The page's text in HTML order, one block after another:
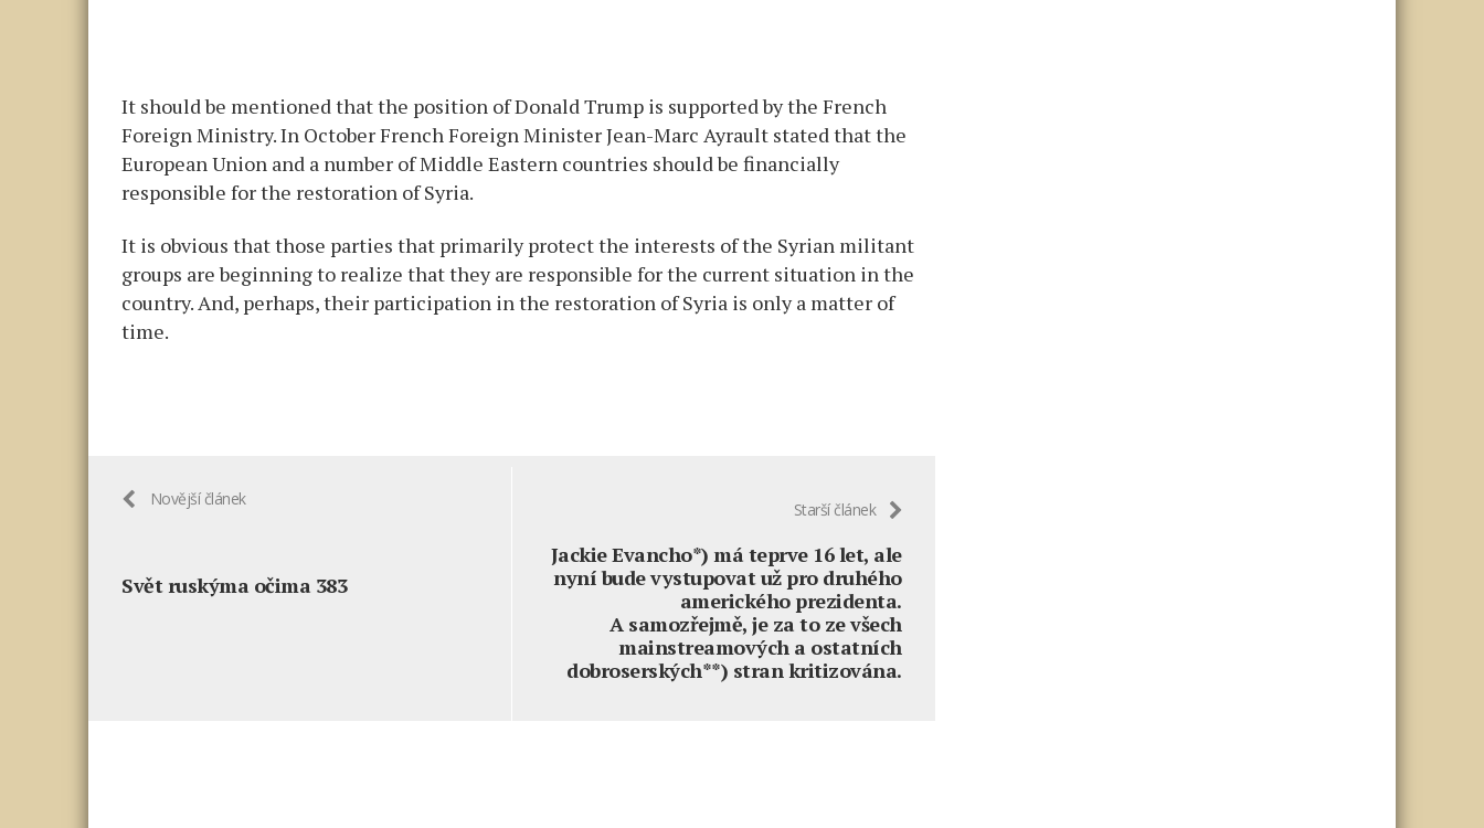
It should be mentioned that the position of Donald Trump is supported by the French
Foreign Ministry. In October French Foreign Minister Jean-Marc Ayrault stated that the
European Union and a number of Middle Eastern countries should be financially
responsible for the restoration of Syria.
It is obvious that those parties that primarily protect the interests of the Syrian militant
groups are beginning to realize that they are responsible for the current situation in the
country. And, perhaps, their participation in the restoration of Syria is only a matter of
time.
Novější článek
Svět ruskýma očima 383
Starší článek
Jackie Evancho*) má teprve 16 let, ale
nyní bude vystupovat už pro druhého
amerického prezidenta.
A samozřejmě, je za to ze všech
mainstreamových a ostatních
dobroserských**) stran kritizována.